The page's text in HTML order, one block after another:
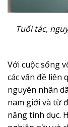
Tuổi tác,
Với cuộc sống
các vấn đề liên
nguyên nhân
nam giới và từ
năng tình dục.